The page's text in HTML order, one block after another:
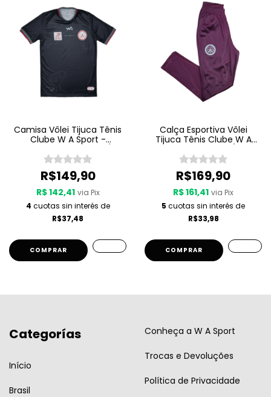
Camisa Vôlei Tijuca Tênis
Clube W A Sport -
- Preto
R$149,90
R$ 142,41 via Pix
4 cuotas sin interés de
R$37,48
COMPRAR
Calça Esportiva Vôlei
Tijuca Tênis Clube W A
Grená
R$169,90
R$ 161,41 via Pix
5 cuotas sin interés de
R$33,98
COMPRAR
Categorías
Início
Brasil
Conheça a W A Sport
Trocas e Devoluções
Política de Privacidade